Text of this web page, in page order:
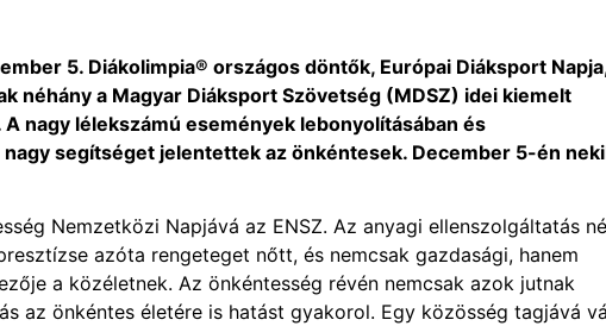
5. Diákolimpia® országos döntők, Európai Diáksport
néhány a Magyar Diáksport Szövetség (MDSZ) idei kiemelt
nagy lélekszámú események lebonyolításában és
segítséget jelentettek az önkéntesek. December 5-én
Nemzetközi Napjává az ENSZ. Az anyagi ellenszolgáltatás
azóta rengeteget nőtt, és nemcsak gazdasági, hanem
a közéletnek. Az önkéntesség révén nemcsak azok jutnak
az önkéntes életére is hatást gyakorol. Egy közösség tagjává